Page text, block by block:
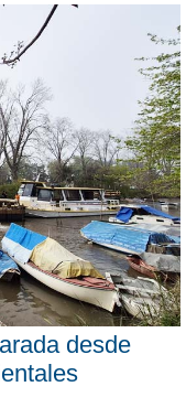
desde